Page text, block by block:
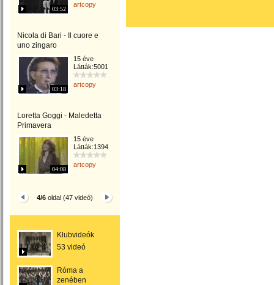
03:52
artcopy
Nicola di Bari - Il cuore e
uno zingaro
03:18
15 éve
Látták:5001
artcopy
Loretta Goggi - Maledetta
Primavera
04:08
15 éve
Látták:1394
artcopy
4/6 oldal (47 videó)
Klubvideók
53 videó
Róma a
zenében